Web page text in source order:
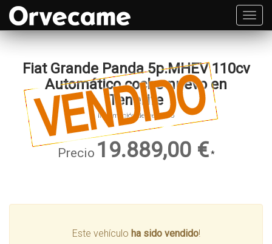
Fiat Grande Panda 5p.MHEV 110cv
Automático coche nuevo en
Tenerife
Información del vehículo
Precio 19.889,00 €*
Este vehículo ha sido vendido!